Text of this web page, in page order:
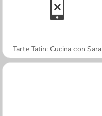
Tarte Tatin: Cucina con Sara